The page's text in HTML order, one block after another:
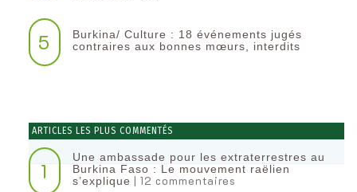
5
Burkina/ Culture : 18 événements jugés
contraires aux bonnes mœurs, interdits
ARTICLES LES PLUS COMMENTÉS
1
Une ambassade pour les extraterrestres au
Burkina Faso : Le mouvement raëlien
s’explique | 12 commentaires